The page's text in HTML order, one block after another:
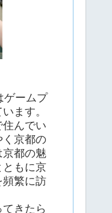
ゲームプ
ます。
んでい
く京都の
京都の魅
ともに京
頻繁に訪
きたら